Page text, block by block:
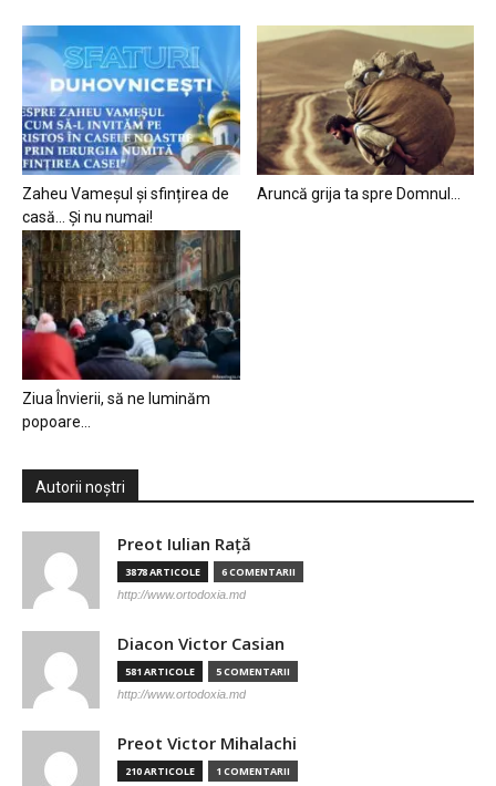
Zaheu Vameșul și sfințirea de
casă… Și nu numai!
Aruncă grija ta spre Domnul…
Ziua Învierii, să ne luminăm
popoare…
Autorii noștri
Preot Iulian Raţă
3878 ARTICOLE 6 COMENTARII
http://www.ortodoxia.md
Diacon Victor Casian
581 ARTICOLE 5 COMENTARII
http://www.ortodoxia.md
Preot Victor Mihalachi
210 ARTICOLE 1 COMENTARII